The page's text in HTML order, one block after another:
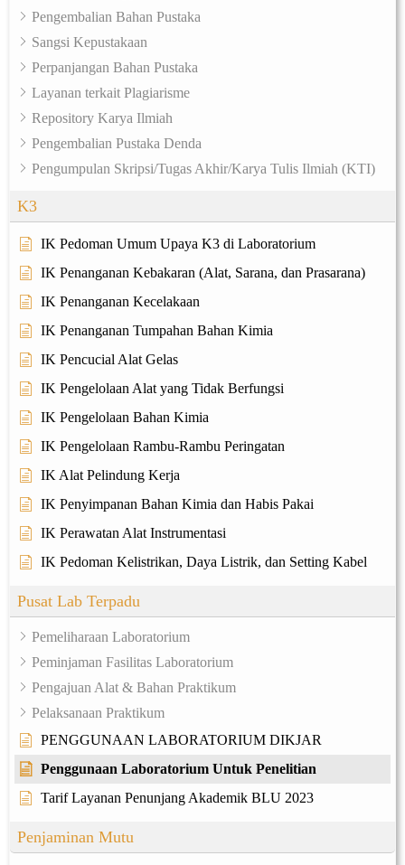
Pengembalian Bahan Pustaka
Sangsi Kepustakaan
Perpanjangan Bahan Pustaka
Layanan terkait Plagiarisme
Repository Karya Ilmiah
Pengembalian Pustaka Denda
Pengumpulan Skripsi/Tugas Akhir/Karya Tulis Ilmiah (KTI)
K3
IK Pedoman Umum Upaya K3 di Laboratorium
IK Penanganan Kebakaran (Alat, Sarana, dan Prasarana)
IK Penanganan Kecelakaan
IK Penanganan Tumpahan Bahan Kimia
IK Pencucial Alat Gelas
IK Pengelolaan Alat yang Tidak Berfungsi
IK Pengelolaan Bahan Kimia
IK Pengelolaan Rambu-Rambu Peringatan
IK Alat Pelindung Kerja
IK Penyimpanan Bahan Kimia dan Habis Pakai
IK Perawatan Alat Instrumentasi
IK Pedoman Kelistrikan, Daya Listrik, dan Setting Kabel
Pusat Lab Terpadu
Pemeliharaan Laboratorium
Peminjaman Fasilitas Laboratorium
Pengajuan Alat & Bahan Praktikum
Pelaksanaan Praktikum
PENGGUNAAN LABORATORIUM DIKJAR
Penggunaan Laboratorium Untuk Penelitian
Tarif Layanan Penunjang Akademik BLU 2023
Penjaminan Mutu